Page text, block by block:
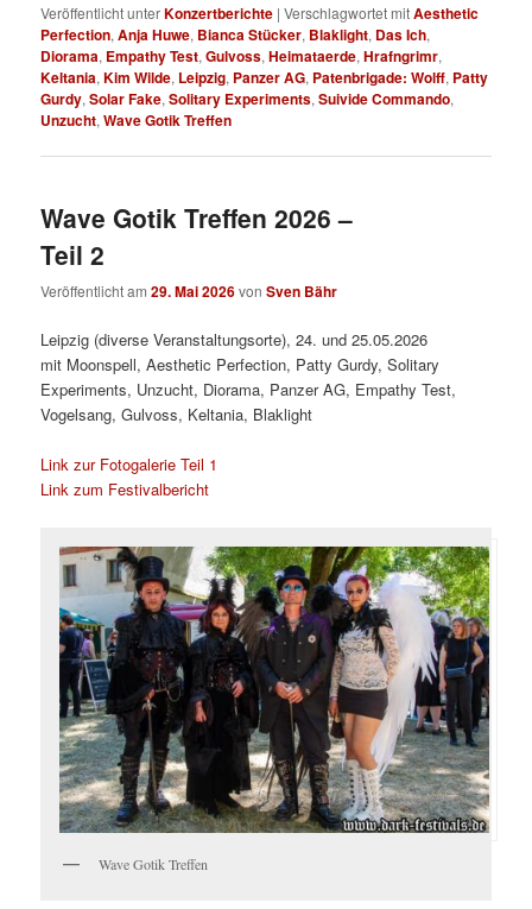
Veröffentlicht unterKonzertberichte |Verschlagwortet mitAesthetic
Perfection,Anja Huwe, Bianca Stücker, Blaklight, Das Ich,
Diorama, Empathy Test,Gulvoss,Heimataerde,Hrafngrimr,
Keltania,Kim Wilde, Leipzig, Panzer AG, Patenbrigade: Wolff, Patty
Gurdy,Solar Fake,Solitary Experiments,Suivide Commando,
Unzucht,Wave Gotik Treffen
Wave Gotik Treffen 2026 –
Teil 2
Veröffentlicht am29. Mai 2026vonSven Bähr
Leipzig (diverse Veranstaltungsorte), 24. und 25.05.2026
mit Moonspell, Aesthetic Perfection, Patty Gurdy, Solitary
Experiments, Unzucht, Diorama, Panzer AG, Empathy Test,
Vogelsang, Gulvoss, Keltania, Blaklight
Link zur Fotogalerie Teil 1
Link zum Festivalbericht
Wave Gotik Treffen